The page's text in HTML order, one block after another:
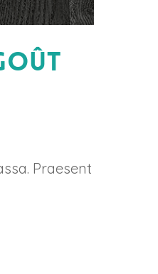
Praesent